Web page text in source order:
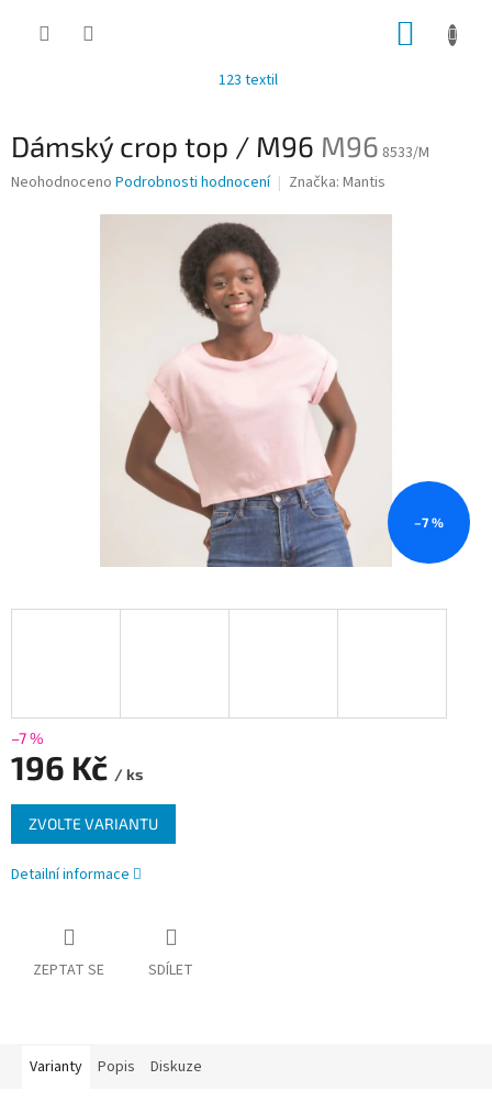
123 textil
Dámský crop top / M96 M96 8533/M
Průměrné
Neohodnoceno Podrobnosti hodnocení Značka: Mantis
–7 %
–7 %
196 Kč / ks
Měrná
cena:
ZVOLTE VARIANTU
Detailní informace
ZEPTAT SE SDÍLET
Varianty Popis Diskuze